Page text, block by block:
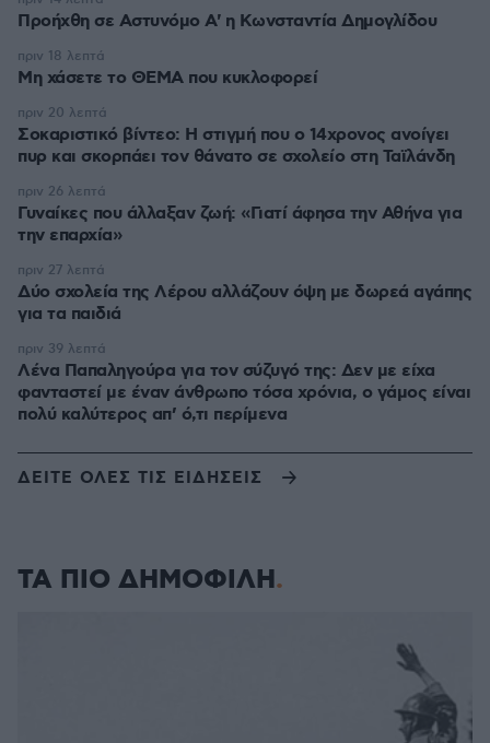
Προήχθη σε Αστυνόμο Α' η Κωνσταντία Δημογλίδου
Μη χάσετε το ΘΕΜΑ που κυκλοφορεί
πριν 18 λεπτά
Σοκαριστικό βίντεο: Η στιγμή που ο 14χρονος ανοίγει
πυρ και σκορπάει τον θάνατο σε σχολείο στη Ταϊλάνδη
πριν 20 λεπτά
Γυναίκες που άλλαξαν ζωή: «Γιατί άφησα την Αθήνα για
την επαρχία»
πριν 26 λεπτά
Δύο σχολεία της Λέρου αλλάζουν όψη με δωρεά αγάπης
για τα παιδιά
πριν 27 λεπτά
Λένα Παπαληγούρα για τον σύζυγό της: Δεν με είχα
φανταστεί με έναν άνθρωπο τόσα χρόνια, ο γάμος είναι
πολύ καλύτερος απ’ ό,τι περίμενα
πριν 39 λεπτά
ΔΕΙΤΕ ΟΛΕΣ ΤΙΣ ΕΙΔΗΣΕΙΣ
ΤΑ ΠΙΟ ΔΗΜΟΦΙΛΗ